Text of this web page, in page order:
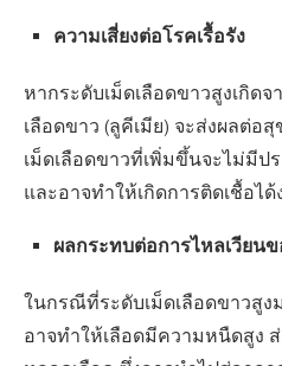
ความเสี่ยงต่อโรคเรื้อรัง
หากระดับเม็ดเลือดขาวสูงเกิดจ
เลือดขาว (ลูคีเมีย) จะส่งผลต่อ
เม็ดเลือดขาวที่เพิ่มขึ้นจะไม่มี
และอาจทำให้เกิดการติดเชื้อได้
ผลกระทบต่อการไหลเวียนข
ในกรณีที่ระดับเม็ดเลือดขาวสูง
อาจทำให้เลือดมีความหนืดสูง